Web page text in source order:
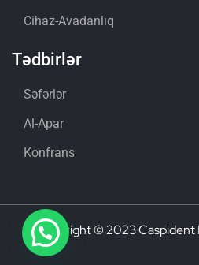
Cihaz-Avadanlıq
Tədbirlər
Səfərlər
Al-Apar
Konfrans
Copyright © 2023 Caspident